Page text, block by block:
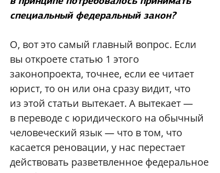
специальный федеральный закон?
О, вот это самый главный вопрос. Если
вы откроете статью 1 этого
законопроекта, точнее, если ее читает
юрист, то он или она сразу видит, что
из этой статьи вытекает. А вытекает —
в переводе с юридического на обычный
человеческий язык — что в том, что
касается реновации, у нас перестает
действовать разветвленное федеральное